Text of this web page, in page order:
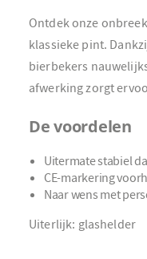
Ontdek onze
klassieke pint.
bierbekers
afwerking zorgt
De voordelen
Uitermate stabiel
CE-markering
Naar wens met
Uiterlijk: glashelder